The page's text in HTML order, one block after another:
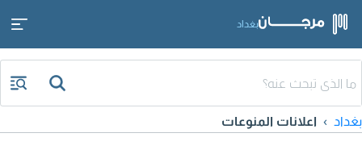
بغداد
بغداد اعلانات المنوعات